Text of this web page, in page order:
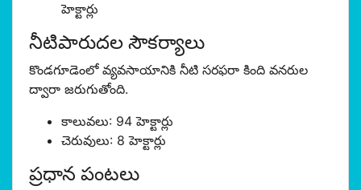
హెక్టార్లు
నీటిపారుదల సౌకర్యాలు
కొండగూడెంలో వ్యవసాయానికి నీటి సరఫరా కింది వనరుల
ద్వారా జరుగుతోంది.
కాలువలు: 94 హెక్టార్లు
చెరువులు: 8 హెక్టార్లు
ప్రధాన పంటలు